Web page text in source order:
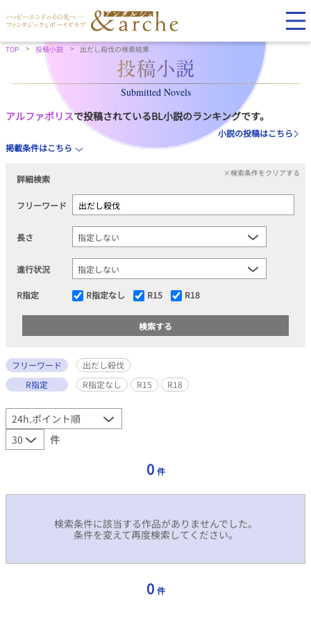
TOP 投稿小説 出だし殺伐の検索結果
Submitted Novels
アルファポリスで投稿されているBL小説のランキングです。
小説の投稿はこちら
掲載条件はこちら
詳細検索
×検索条件をクリアする
フリーワード
長さ
進行状況
R指定 R指定なし R15 R18
フリーワード
出だし殺伐
R指定
R指定なし R15 R18
件
0 件
検索条件に該当する作品がありませんでした。
条件を変えて再度検索してください。
0 件